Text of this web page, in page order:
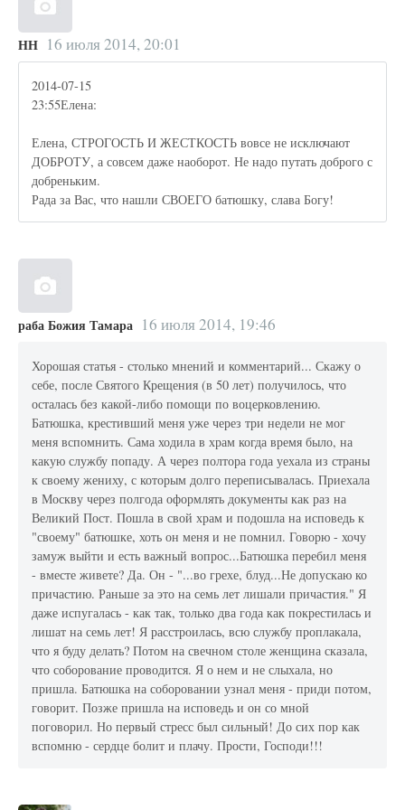
НН 16 июля 2014, 20:01
2014-07-15
23:55Елена:
Елена, СТРОГОСТЬ И ЖЕСТКОСТЬ вовсе не исключают
ДОБРОТУ, а совсем даже наоборот. Не надо путать доброго с
добреньким.
Рада за Вас, что нашли СВОЕГО батюшку, слава Богу!
раба Божия Тамара 16 июля 2014, 19:46
Хорошая статья - столько мнений и комментарий... Скажу о
себе, после Святого Крещения (в 50 лет) получилось, что
осталась без какой-либо помощи по воцерковлению.
Батюшка, крестивший меня уже через три недели не мог
меня вспомнить. Сама ходила в храм когда время было, на
какую службу попаду. А через полтора года уехала из страны
к своему жениху, с которым долго переписывалась. Приехала
в Москву через полгода оформлять документы как раз на
Великий Пост. Пошла в свой храм и подошла на исповедь к
"своему" батюшке, хоть он меня и не помнил. Говорю - хочу
замуж выйти и есть важный вопрос...Батюшка перебил меня
- вместе живете? Да. Он - "...во грехе, блуд...Не допускаю ко
причастию. Раньше за это на семь лет лишали причастия." Я
даже испугалась - как так, только два года как покрестилась и
лишат на семь лет! Я расстроилась, всю службу проплакала,
что я буду делать? Потом на свечном столе женщина сказала,
что соборование проводится. Я о нем и не слыхала, но
пришла. Батюшка на соборовании узнал меня - приди потом,
говорит. Позже пришла на исповедь и он со мной
поговорил. Но первый стресс был сильный! До сих пор как
вспомню - сердце болит и плачу. Прости, Господи!!!